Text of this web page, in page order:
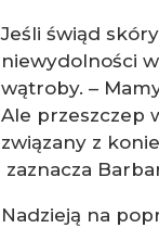
Jeśli świąd
niewydolności
wątroby. –
Ale przeszczep
związany z
zaznacza
Nadzieją na